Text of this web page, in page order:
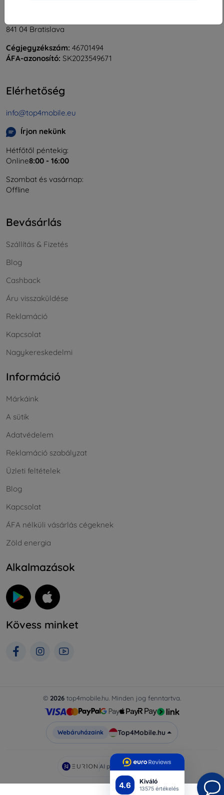
4.6 Kiváló
13575 értékelés
841 04 Bratislava
Cégjegyzékszám: 46701494
ÁFA-azonosító: SK2023549671
Elérhetőség
info@top4mobile.eu
Írjon nekünk
Hétfőtől péntekig:
Online8:00 - 16:00
Szombat és vasárnap:
Offline
Bevásárlás
Szállítás & Fizetés
Blog
Cashback
Áru visszaküldése
Reklamáció
Kapcsolat
Nagykereskedelmi
Információ
Márkáink
A sütik
Adatvédelem
Reklamáció szabályzat
Üzleti feltételek
Blog
Kapcsolat
ÁFA nélküli vásárlás cégeknek
Zöld energia
Alkalmazások
Kövess minket
© 2026 top4mobile.hu. Minden jog fenntartva.
Webáruházaink Top4Mobile.hu
AI powered byEurion